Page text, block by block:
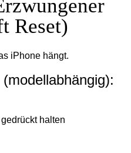
Reset)
iPhone hängt.
halten